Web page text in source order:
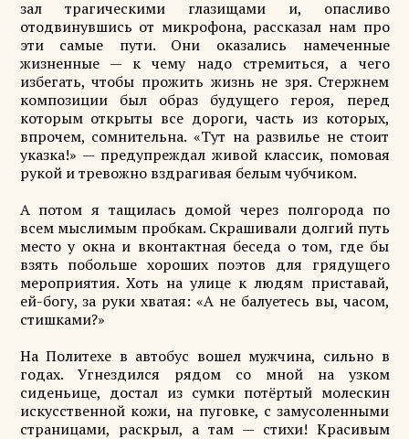
зал трагическими глазищами и, опасливо
отодвинувшись от микрофона, рассказал нам про
эти самые пути. Они оказались намеченные
жизненные — к чему надо стремиться, а чего
избегать, чтобы прожить жизнь не зря. Стержнем
композиции был образ будущего героя, перед
которым открыты все дороги, часть из которых,
впрочем, сомнительна. «Тут на развилье не стоит
указка!» — предупреждал живой классик, помовая
рукой и тревожно вздрагивая белым чубчиком.
А потом я тащилась домой через полгорода по
всем мыслимым пробкам. Скрашивали долгий путь
место у окна и вконтактная беседа о том, где бы
взять побольше хороших поэтов для грядущего
мероприятия. Хоть на улице к людям приставай,
ей-богу, за руки хватая: «А не балуетесь вы, часом,
стишками?»
На Политехе в автобус вошел мужчина, сильно в
годах. Угнездился рядом со мной на узком
сиденьице, достал из сумки потёртый молескин
искусственной кожи, на пуговке, с замусоленными
страницами, раскрыл, а там — стихи! Красивым